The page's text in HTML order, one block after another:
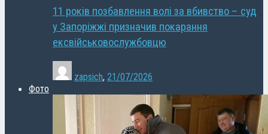
11 років позбавлення волі за вбивство – суд
у Запоріжжі призначив покарання
ексвійськовослужбовцю
zapsich, 21/07/2026
Фото